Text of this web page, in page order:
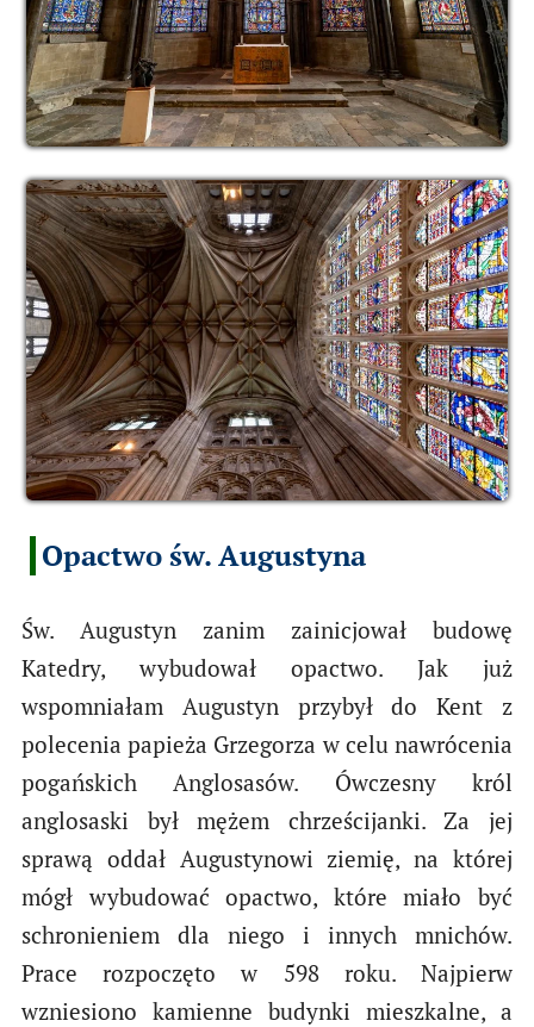
Opactwo św. Augustyna
Św. Augustyn zanim zainicjował budowę
Katedry, wybudował opactwo. Jak już
wspomniałam Augustyn przybył do Kent z
polecenia papieża Grzegorza w celu nawrócenia
pogańskich Anglosasów. Ówczesny król
anglosaski był mężem chrześcijanki. Za jej
sprawą oddał Augustynowi ziemię, na której
mógł wybudować opactwo, które miało być
schronieniem dla niego i innych mnichów.
Prace rozpoczęto w 598 roku. Najpierw
wzniesiono kamienne budynki mieszkalne, a